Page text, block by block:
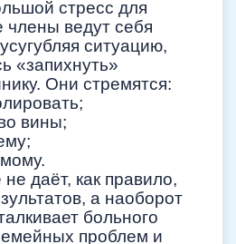
стресс для
члены ведут себя
ситуацию,
«запихнуть»
Они стремятся:
вины;
даёт, как правило,
а наоборот
больного
проблем и